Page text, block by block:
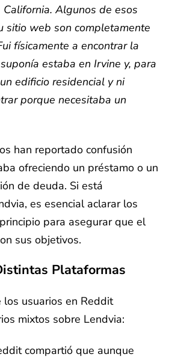
Algunos de esos
sitio web son completamente
físicamente a encontrar la
estaba en Irvine y, para
edificio residencial y ni
porque necesitaba un
han reportado confusión
ofreciendo un préstamo o un
de deuda. Si está
es esencial aclarar los
para asegurar que el
sus objetivos.
Plataformas
los usuarios en Reddit
mixtos sobre Lendvia:
compartió que aunque